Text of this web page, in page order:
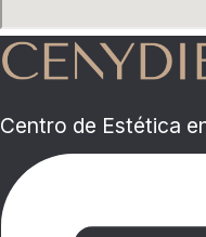
Centro de Estética